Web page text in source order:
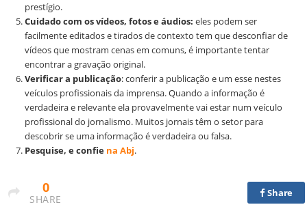
prestígio.
Cuidado com os vídeos, fotos e áudios: eles podem ser
facilmente editados e tirados de contexto tem que desconfiar de
vídeos que mostram cenas em comuns, é importante tentar
encontrar a gravação original.
Verificar a publicação: conferir a publicação e um esse nestes
veículos profissionais da imprensa. Quando a informação é
verdadeira e relevante ela provavelmente vai estar num veículo
profissional do jornalismo. Muitos jornais têm o setor para
descobrir se uma informação é verdadeira ou falsa.
Pesquise, e confie na Abj.
0
SHARE
Share